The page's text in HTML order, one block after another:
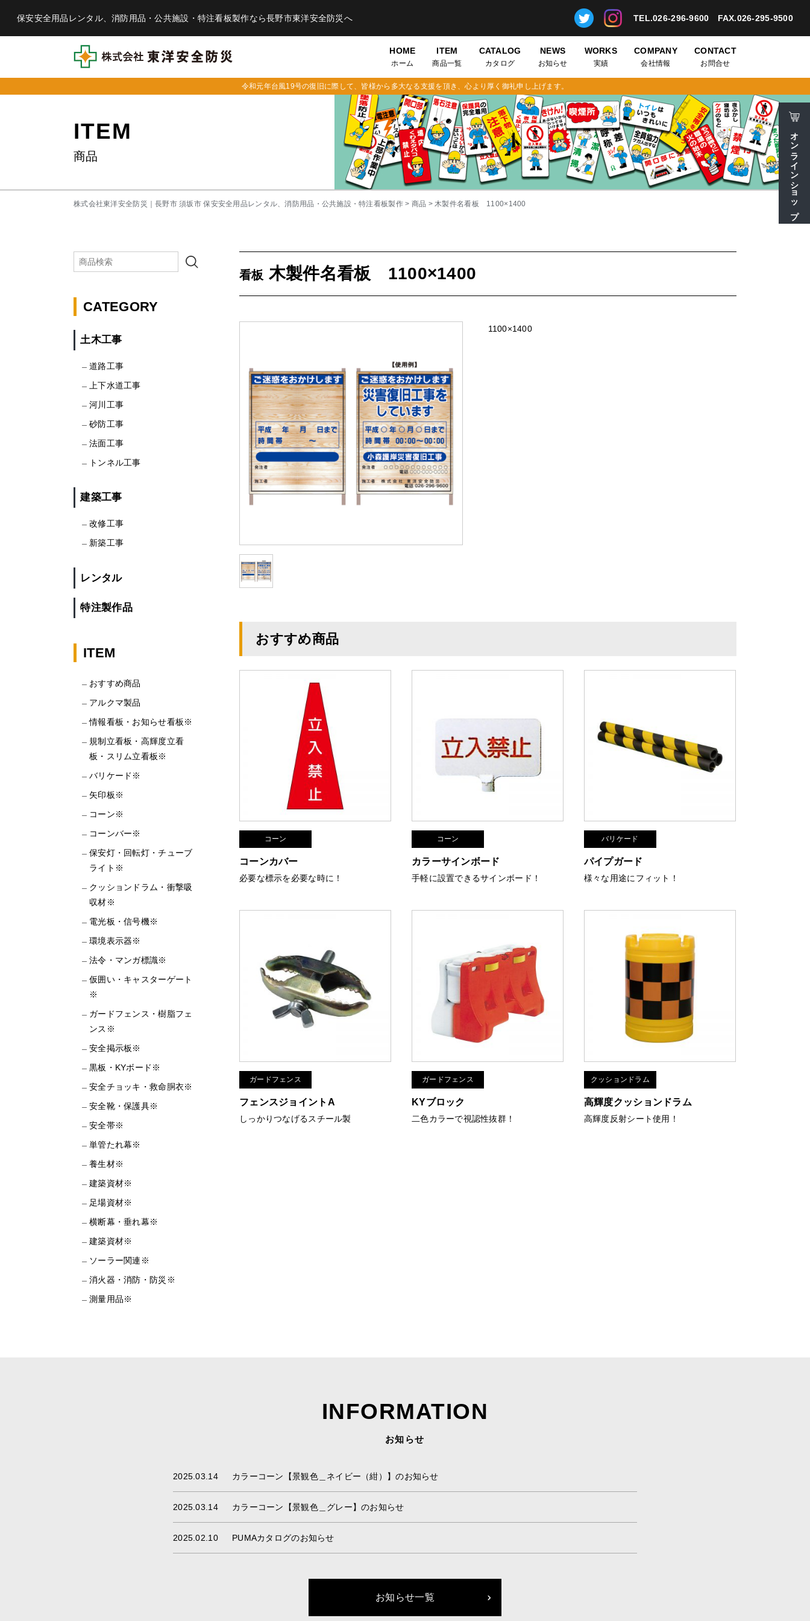
保安安全用品レンタル、消防用品・公共施設・特注看板製作なら長野市東洋安全防災へ TEL.026-296-9600 FAX.026-295-9500
HOME
ホーム
ITEM
商品一覧
CATALOG
カタログ
NEWS
お知らせ
WORKS
実績
COMPANY
会社情報
CONTACT
お問合せ
令和元年台風19号の復旧に際して、皆様から多大なる支援を頂き、心より厚く御礼申し上げます。
ITEM
商品
株式会社東洋安全防災｜長野市 須坂市 保安安全用品レンタル、消防用品・公共施設・特注看板製作> 商品 >木製件名看板 1100×1400
看板 木製件名看板 1100×1400
1100×1400
おすすめ商品
コーン
コーンカバー
必要な標示を必要な時に！
コーン
カラーサインボード
手軽に設置できるサインボード！
バリケード
パイプガード
様々な用途にフィット！
ガードフェンス
フェンスジョイントA
しっかりつなげるスチール製
ガードフェンス
KYブロック
二色カラーで視認性抜群！
クッションドラム
高輝度クッションドラム
高輝度反射シート使用！
CATEGORY
土木工事
道路工事
上下水道工事
河川工事
砂防工事
法面工事
トンネル工事
建築工事
改修工事
新築工事
レンタル
特注製作品
ITEM
おすすめ商品
アルクマ製品
情報看板・お知らせ看板※
規制立看板・高輝度立看
板・スリム立看板※
バリケード※
矢印板※
コーン※
コーンバー※
保安灯・回転灯・チューブ
ライト※
クッションドラム・衝撃吸
収材※
電光板・信号機※
環境表示器※
法令・マンガ標識※
仮囲い・キャスターゲート
※
ガードフェンス・樹脂フェ
ンス※
安全掲示板※
黒板・KYボード※
安全チョッキ・救命胴衣※
安全靴・保護具※
安全帯※
単管たれ幕※
養生材※
建築資材※
足場資材※
横断幕・垂れ幕※
建築資材※
ソーラー関連※
消火器・消防・防災※
測量用品※
INFORMATION
お知らせ
2025.03.14 カラーコーン【景観色＿ネイビー（紺）】のお知らせ
2025.03.14 カラーコーン【景観色＿グレー】のお知らせ
2025.02.10 PUMAカタログのお知らせ
お知らせ一覧
オンラインショップ